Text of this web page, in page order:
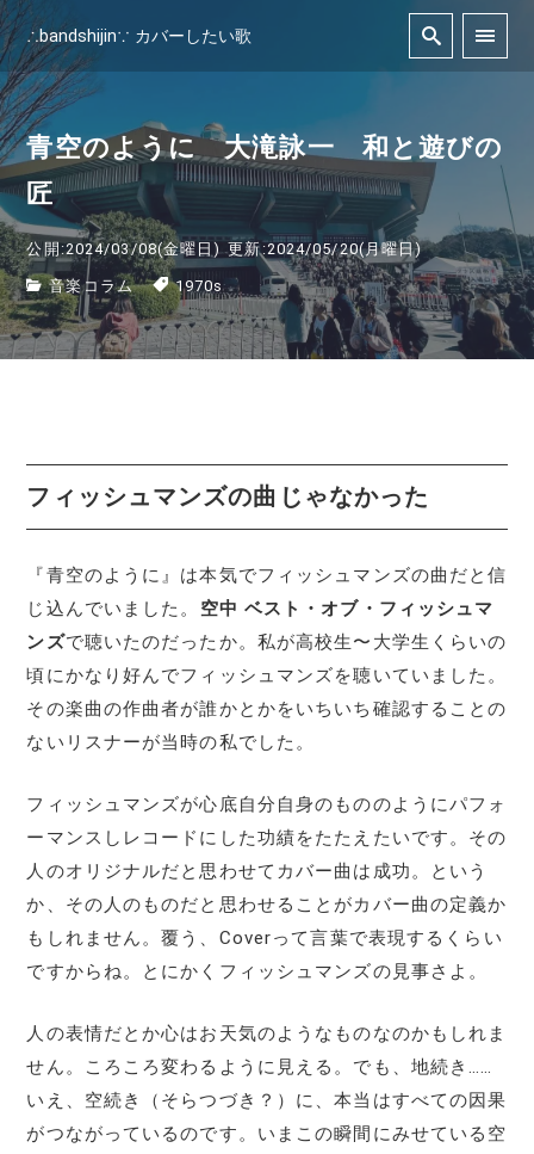
∴bandshijin∵ カバーしたい歌
青空のように 大滝詠一 和と遊びの
匠
公開:2024/03/08(金曜日) 更新:2024/05/20(月曜日)
音楽コラム 1970s
フィッシュマンズの曲じゃなかった
『青空のように』は本気でフィッシュマンズの曲だと信
じ込んでいました。 空中 ベスト・オブ・フィッシュマ
ンズで聴いたのだったか。私が高校生〜大学生くらいの
頃にかなり好んでフィッシュマンズを聴いていました。
その楽曲の作曲者が誰かとかをいちいち確認することの
ないリスナーが当時の私でした。
フィッシュマンズが心底自分自身のもののようにパフォ
ーマンスしレコードにした功績をたたえたいです。その
人のオリジナルだと思わせてカバー曲は成功。という
か、その人のものだと思わせることがカバー曲の定義か
もしれません。覆う、Coverって言葉で表現するくらい
ですからね。とにかくフィッシュマンズの見事さよ。
人の表情だとか心はお天気のようなものなのかもしれま
せん。ころころ変わるように見える。でも、地続き……
いえ、空続き（そらつづき？）に、本当はすべての因果
がつながっているのです。いまこの瞬間にみせている空